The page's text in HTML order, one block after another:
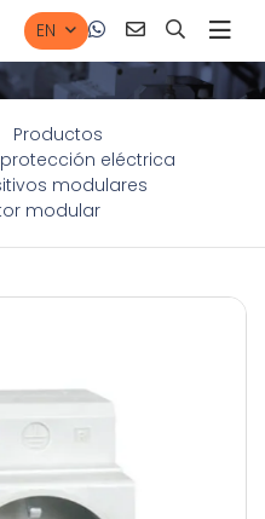
EN
Productos
eléctrica
modulares
modular